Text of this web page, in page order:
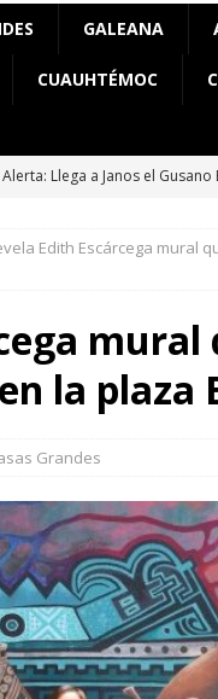
GALEANA
CUAUHTÉMOC
Alerta: Llega a Janos el
Galería: Reconoce Edith
Galería: Regala Edith
GRANDES
MARCO BONILLA
*Pasaje al pasado *Se acabó
Edith Escárcega mural
mural
la plaza
Grandes